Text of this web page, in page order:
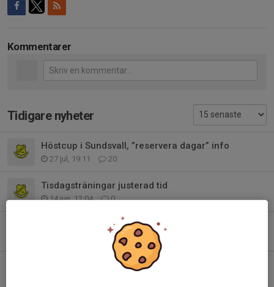
Kommentarer
Tidigare nyheter
Höstcup i Sundsvall, ”reservera dagar” info
27 jul, 19:11 20
Tisdagsträningar justerad tid
14 jun, 12:04 0
Inställd träning torsdag den 11/6
Bortamatch Åland 30/5, praktisk info